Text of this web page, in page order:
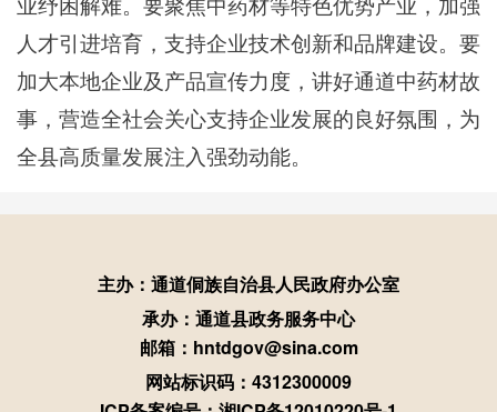
人才引进培育，支持企业技术创新和品牌建设。要
加大本地企业及产品宣传力度，讲好通道中药材故
事，营造全社会关心支持企业发展的良好氛围，为
全县高质量发展注入强劲动能。
主办：通道侗族自治县人民政府办公室
承办：通道县政务服务中心
邮箱：hntdgov@sina.com
网站标识码：4312300009